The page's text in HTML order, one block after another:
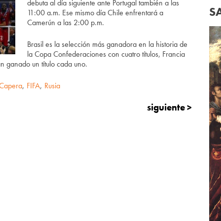
debuta al día siguiente ante Portugal también a las
11:00 a.m. Ese mismo día Chile enfrentará a
Camerún a las 2:00 p.m.
Brasil es la selección más ganadora en la historia de
la Copa Confederaciones con cuatro títulos, Francia
ganado un título cada uno.
, FIFA, Rusia
siguiente >